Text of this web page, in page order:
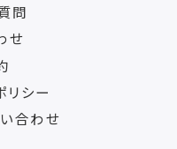
問
せ
リシー
合わせ